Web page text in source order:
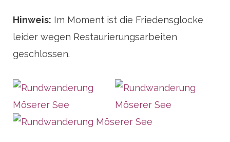
Hinweis: Im Moment ist die Friedensglocke
leider wegen Restaurierungsarbeiten
geschlossen.